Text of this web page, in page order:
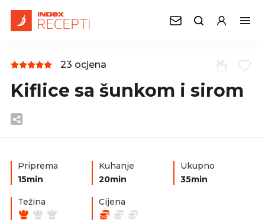
23 ocjena
Kiflice sa šunkom i sirom
Priprema
15min
Kuhanje
20min
Ukupno
35min
Težina Cijena